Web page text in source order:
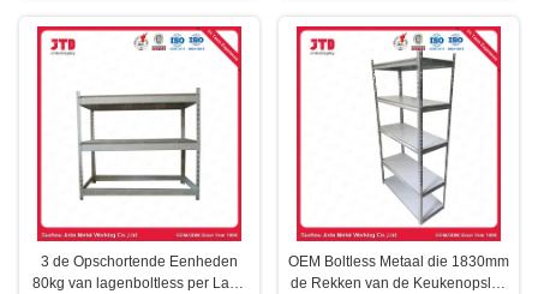
3 de Opschortende Eenheden
80kg van lagenboltless per Laag
OEM Boltless Metaal die 1830mm
de Rekken van de Keukenopslag